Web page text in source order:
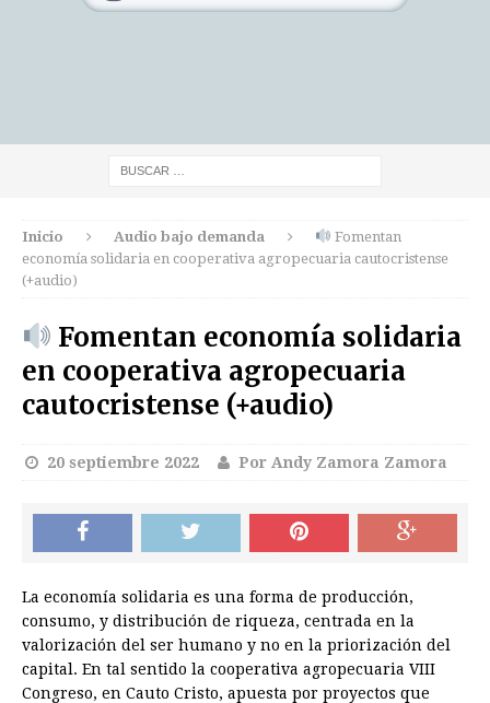
Inicio Audio bajo demanda
Fomentan
economía solidaria en cooperativa agropecuaria cautocristense
(+audio)
Fomentan economía solidaria
en cooperativa agropecuaria
cautocristense (+audio)
20 septiembre 2022 Por Andy Zamora Zamora
La economía solidaria es una forma de producción,
consumo, y distribución de riqueza, centrada en la
valorización del ser humano y no en la priorización del
capital. En tal sentido la cooperativa agropecuaria VIII
Congreso, en Cauto Cristo, apuesta por proyectos que